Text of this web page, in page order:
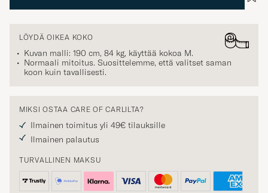
LÖYDÄ OIKEA KOKO
Kuvan malli: 190 cm, 84 kg, käyttää kokoa M.
Normaali mitoitus. Suosittelemme, että valitset saman
koon kuin tavallisesti.
MIKSI OSTAA CARE OF CARLILTA?
Ilmainen toimitus yli 49€ tilauksille
Ilmainen palautus
TURVALLINEN MAKSU